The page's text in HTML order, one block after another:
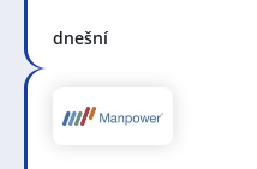
dnešní